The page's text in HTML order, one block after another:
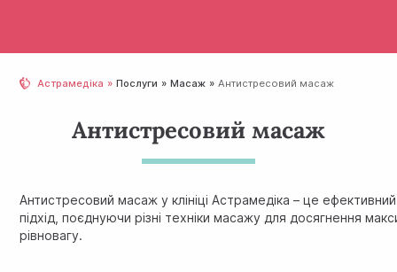
Астрамедіка Послуги Масаж Антистресовий масаж
Антистресовий масаж
Антистресовий масаж у клініці Астрамедіка – це
підхід, поєднуючи різні техніки масажу для досягнення
рівновагу.